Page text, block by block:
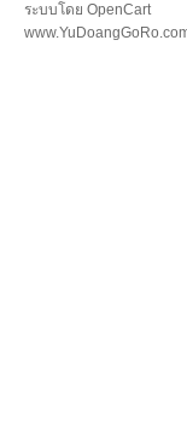
ระบบโดย OpenCart